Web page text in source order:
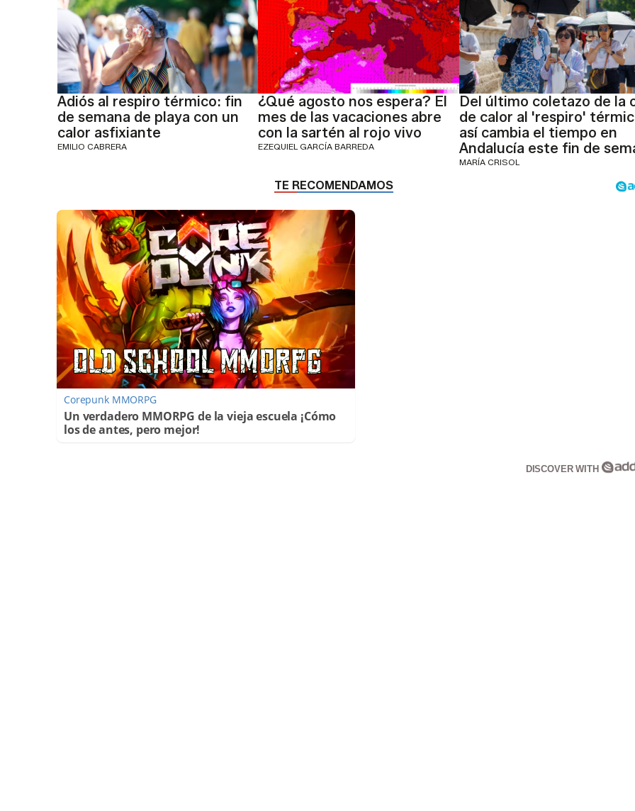
Adiós al respiro térmico: fin
de semana de playa con un
calor asfixiante
EMILIO CABRERA
¿Qué agosto nos espera? El
mes de las vacaciones abre
con la sartén al rojo vivo
EZEQUIEL GARCÍA BARREDA
Del último coletazo de la
de calor al 'respiro'
así cambia el tiempo en
Andalucía este fin de
MARÍA CRISOL
Corepunk MMORPG
Un verdadero MMORPG de la vieja escuela ¡Cómo
los de antes, pero mejor!
DISCOVER WITH